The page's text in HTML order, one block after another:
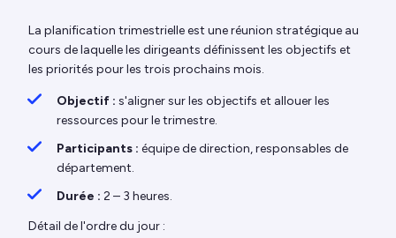
La planification trimestrielle est une réunion stratégique au
cours de laquelle les dirigeants définissent les objectifs et
les priorités pour les trois prochains mois.
Objectif : s'aligner sur les objectifs et allouer les
ressources pour le trimestre.
Participants : équipe de direction, responsables de
département.
Durée : 2 – 3 heures.
Détail de l'ordre du jour :